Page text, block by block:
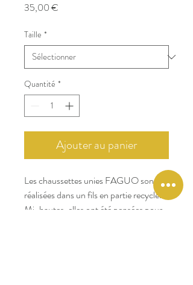
35,00 €
Taille *
Quantité *
Ajouter au panier
Les chaussettes unies FAGUO sont
réalisées dans un fils en partie recyclé.
Mi-hautes, elles ont été pensées pour